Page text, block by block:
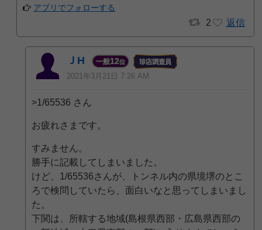
アプリでフォローする
2 返信
ＪH 一般12位
2021年3月21日 7:26 AM
>1/65536 さん
お疲れさまです。
すみません。
勝手に記載してしまいました。
けど、1/65536さんが、トンネル内の県境堺のとこ
ろで検問していたら、面白いなと思ってしまいまし
た。
下関は、所轄する地域(島根県西部・広島県西部の